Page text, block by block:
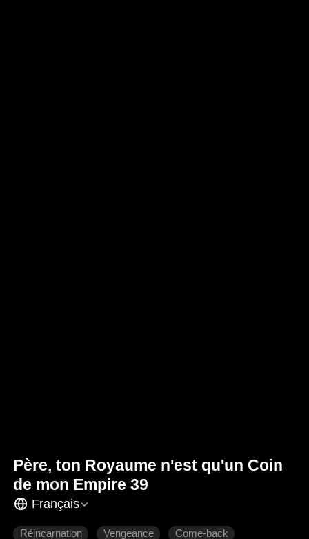
Père, ton Royaume n'est qu'un Coin
de mon Empire 39
Français
Réincarnation Vengeance Come-back